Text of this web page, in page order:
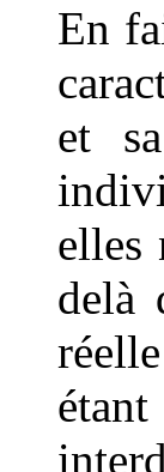
En
et
elles
delà